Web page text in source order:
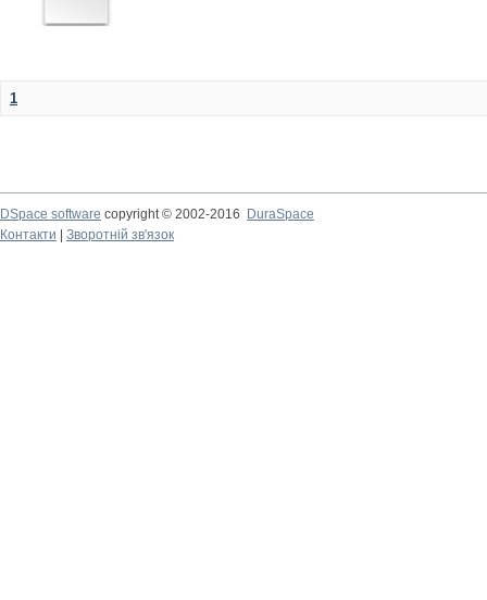
1
DSpace software copyright © 2002-2016
DuraSpace
Контакти
Зворотній зв'язок